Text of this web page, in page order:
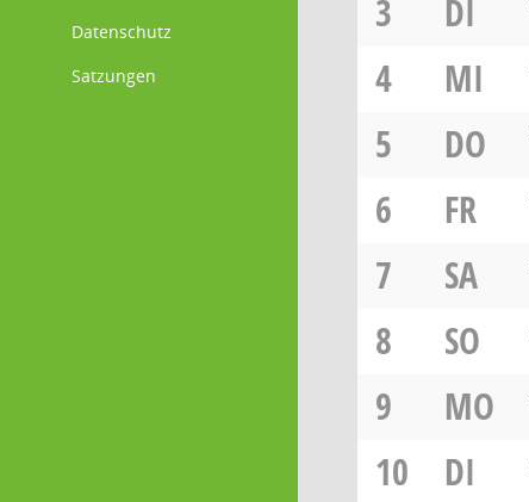
Datenschutz
Satzungen
3 DI
4 MI
5 DO
6 FR
7 SA
8 SO
9 MO
10 DI